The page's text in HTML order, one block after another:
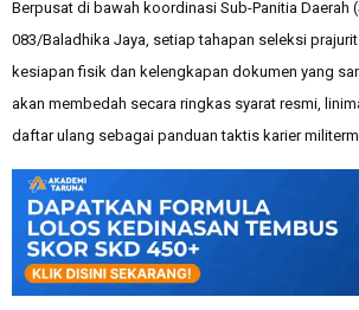
Berpusat di bawah koordinasi Sub-Panitia Daerah
083/Baladhika Jaya, setiap tahapan seleksi
kesiapan fisik dan kelengkapan dokumen yang
akan membedah secara ringkas syarat resmi,
daftar ulang sebagai panduan taktis karier